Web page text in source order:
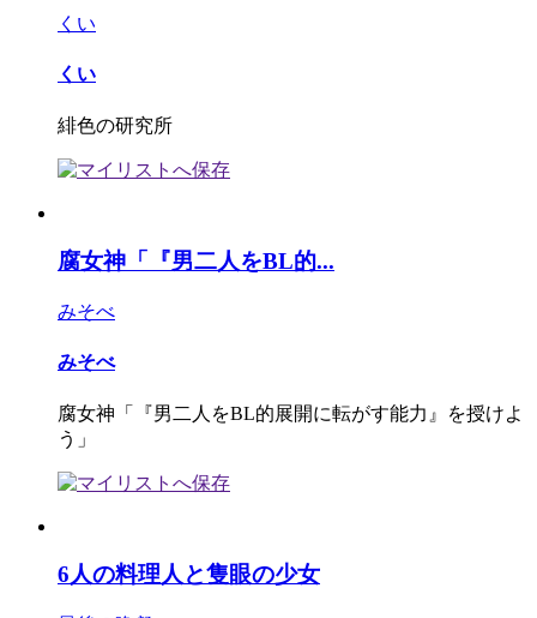
くい
くい
緋色の研究所
腐女神「『男二人をBL的...
みそべ
みそべ
腐女神「『男二人をBL的展開に転がす能力』を授けよ
う」
6人の料理人と隻眼の少女